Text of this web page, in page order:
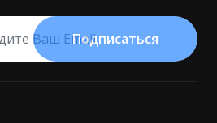
Подписаться